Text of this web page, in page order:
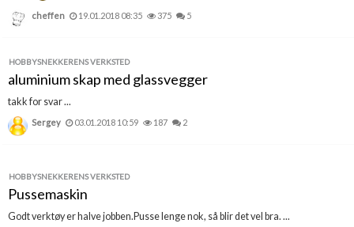
cheffen 19.01.2018 08:35 375 5
HOBBYSNEKKERENS VERKSTED
aluminium skap med glassvegger
takk for svar ...
Sergey 03.01.2018 10:59 187 2
HOBBYSNEKKERENS VERKSTED
Pussemaskin
Godt verktøy er halve jobben.Pusse lenge nok, så blir det vel bra. ...